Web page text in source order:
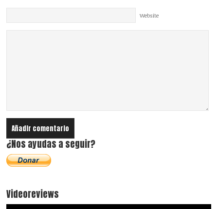
Website
¿Nos ayudas a seguir?
Videoreviews